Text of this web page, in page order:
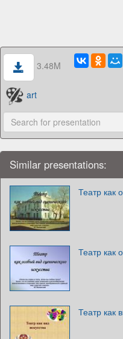
3.48M
art
Similar presentations:
Театр как
Театр как
Театр как